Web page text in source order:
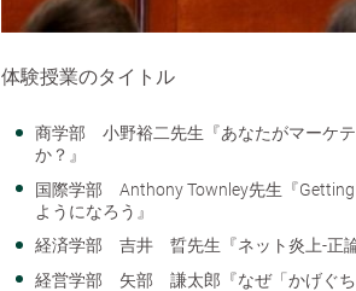
体験授業のタイトル
商学部 小野裕二先生『あなたがマーケ
か？』
国際学部 Anthony Townley先生『Getting
ようになろう』
経済学部 吉井 晢先生『ネット炎上-正論
経営学部 矢部 謙太郎『なぜ「かげぐち